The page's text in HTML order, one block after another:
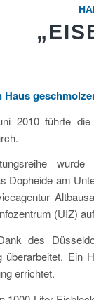
Haus
2010 führte die
Dopheide am
(UIZ)
des
Ein
errichtet.